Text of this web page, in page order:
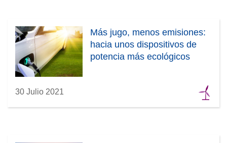
Más jugo, menos emisiones:
hacia unos dispositivos de
potencia más ecológicos
30 Julio 2021